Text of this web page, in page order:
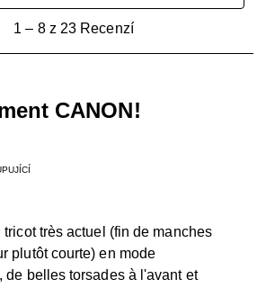
1 – 8 z 23 Recenzí
CANON!
tricot très actuel (fin de manches
plutôt courte) en mode
de belles torsades à l'avant et